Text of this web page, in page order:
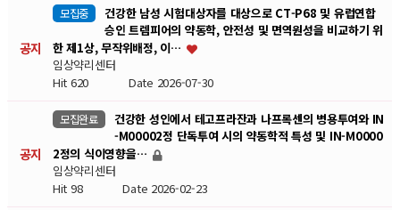
공지
모집중
건강한 남성 시험대상자를 대상으로 CT-P68 및 유럽연합
승인 트렘피어의 약동학, 안전성 및 면역원성을 비교하기 위
한 제1상, 무작위배정, 이…
임상약리센터
Hit 620Date 2026-07-30
공지
모집완료
건강한 성인에서 테고프라잔과 나프록센의 병용투여와 IN
-M00002정 단독투여 시의 약동학적 특성 및 IN-M0000
2정의 식이영향을…
임상약리센터
Hit 98Date 2026-02-23